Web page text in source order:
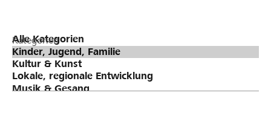
Kategorien